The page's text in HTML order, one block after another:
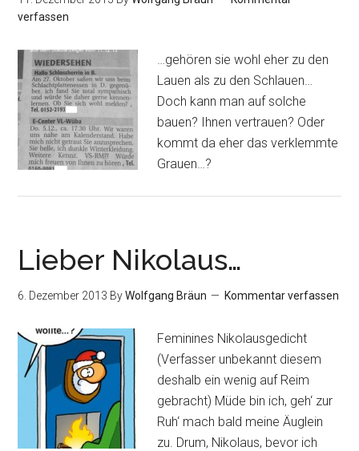
verfassen
…gehören sie wohl eher zu den
Lauen als zu den Schlauen…
Doch kann man auf solche
bauen? Ihnen vertrauen? Oder
kommt da eher das verklemmte
Grauen…?
Lieber Nikolaus…
6. Dezember 2013 ByWolfgang Bräun Kommentar verfassen
Feminines Nikolausgedicht
(Verfasser unbekannt diesem
deshalb ein wenig auf Reim
gebracht) Müde bin ich, geh‘ zur
Ruh‘ mach bald meine Äuglein
zu. Drum, Nikolaus, bevor ich